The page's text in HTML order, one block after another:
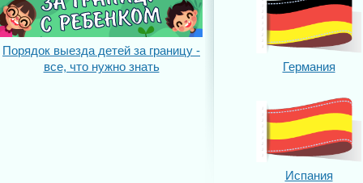
Порядок выезда детей за границу -
все, что нужно знать
Германия
Испания